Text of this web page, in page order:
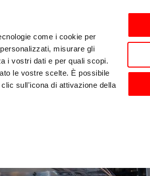
come i cookie per
misurare gli
i vostri dati e per quali scopi.
le vostre scelte. È possibile
sull'icona di attivazione della
digitali).
Klanten nl-NL
en
Wassen en
sanitisatie